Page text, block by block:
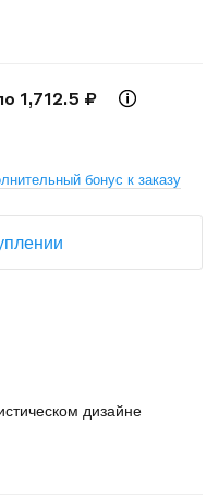
дизайне
1,712.5 ₽
бонус к заказу